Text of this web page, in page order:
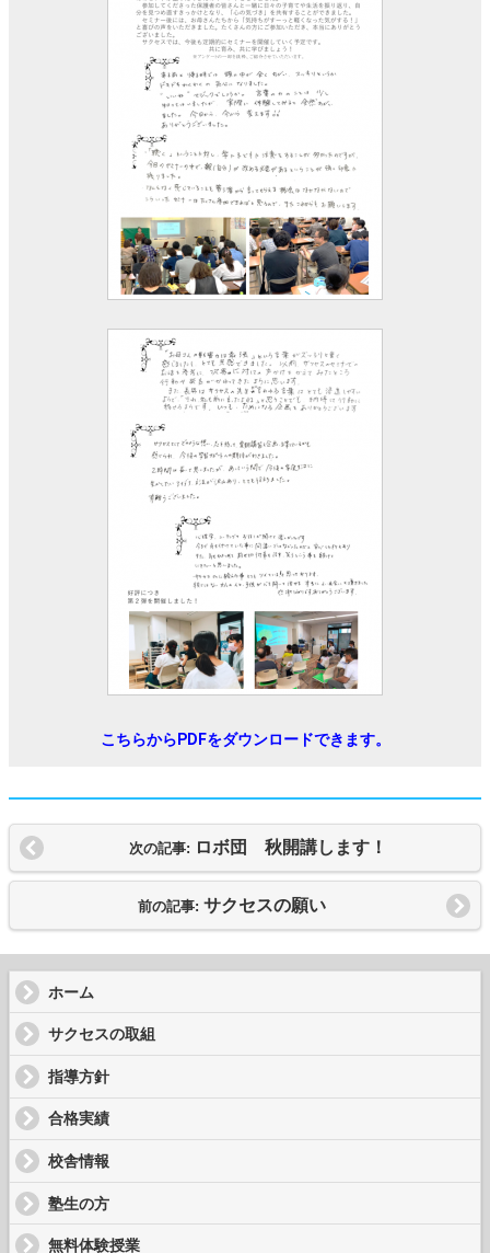
こちらからPDFをダウンロードできます。
次の記事: ロボ団 秋開講します！
前の記事: サクセスの願い
ホーム
サクセスの取組
指導方針
合格実績
校舎情報
塾生の方
無料体験授業